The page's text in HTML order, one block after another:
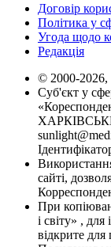
Договір
Політика у
Угода щодо
Редакція
© 2000-2026,
Суб'єкт у
сайті,
При
і світу» ,
відкрите